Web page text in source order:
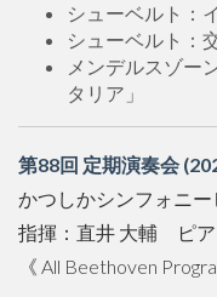
シューベルト：
シューベルト：
メンデルスゾー
タリア」
第88回 定期演奏会
かつしかシンフォニ
指揮：直井 大輔 ピア
《 All Beethoven